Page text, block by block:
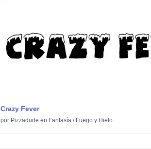
Crazy Fever
por Pizzadude en Fantasía / Fuego y Hielo